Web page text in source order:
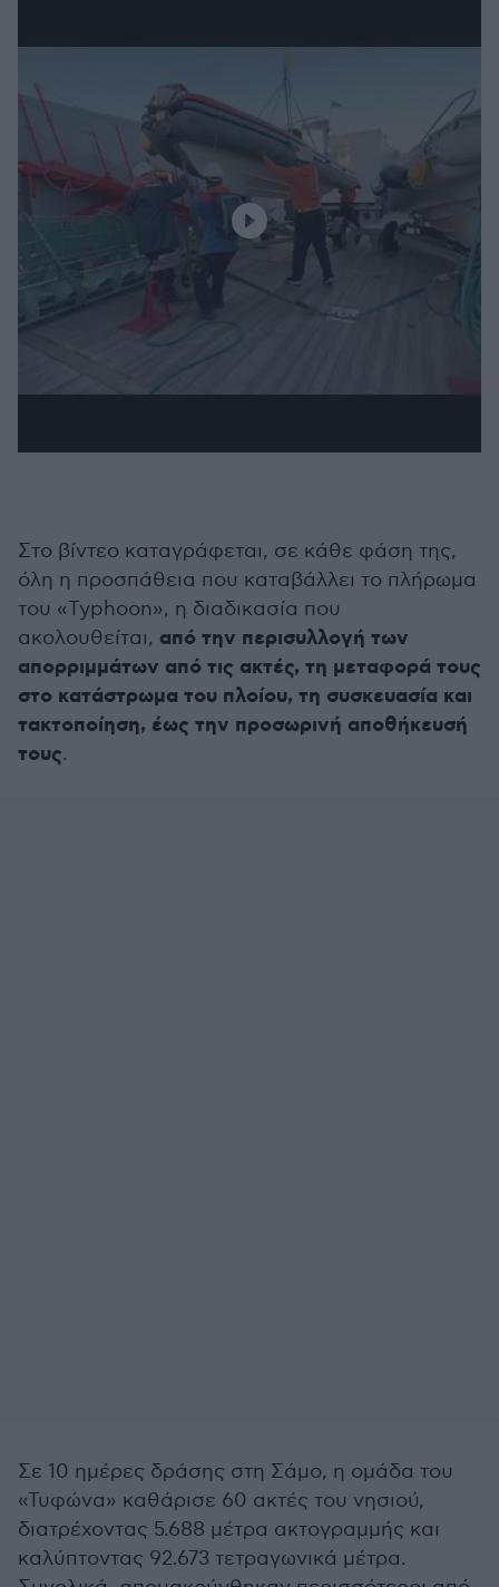
Στο βίντεο καταγράφεται, σε κάθε φάση της,
όλη η προσπάθεια που καταβάλλει το πλήρωμα
του «Typhoon», η διαδικασία που
ακολουθείται, από την περισυλλογή των
απορριμμάτων από τις ακτές, τη μεταφορά τους
στο κατάστρωμα του πλοίου, τη συσκευασία και
τακτοποίηση, έως την προσωρινή αποθήκευσή
τους.
Σε 10 ημέρες δράσης στη Σάμο, η ομάδα του
«Τυφώνα» καθάρισε 60 ακτές του νησιού,
διατρέχοντας 5.688 μέτρα ακτογραμμής και
καλύπτοντας 92.673 τετραγωνικά μέτρα.